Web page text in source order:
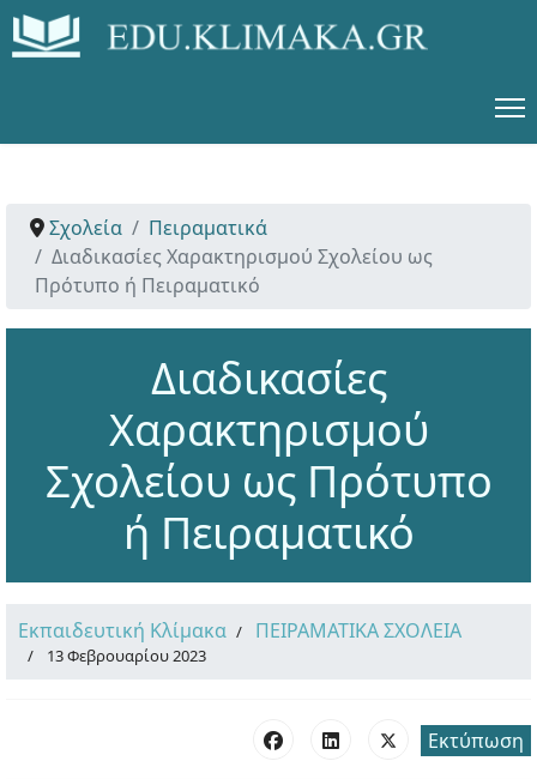
Σχολεία
Πειραματικά
Διαδικασίες Χαρακτηρισμού Σχολείου ως
Πρότυπο ή Πειραματικό
Διαδικασίες
Χαρακτηρισμού
Σχολείου ως Πρότυπο
ή Πειραματικό
Εκπαιδευτική Κλίμακα ΠΕΙΡΑΜΑΤΙΚΑ ΣΧΟΛΕΙΑ
13 Φεβρουαρίου 2023
Εκτύπωση